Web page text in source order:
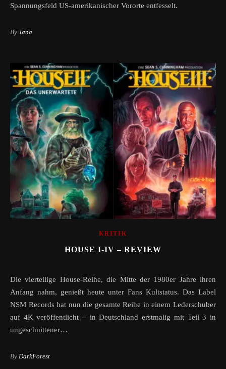
Spannungsfeld US-amerikanischer Vororte entfesselt.
By Jana
KRITIK
HOUSE I-IV – REVIEW
Die vierteilige House-Reihe, die Mitte der 1980er Jahre ihren
Anfang nahm, genießt heute unter Fans Kultstatus. Das Label
NSM Records hat nun die gesamte Reihe in einem Lederschuber
auf 4K veröffentlicht – in Deutschland erstmalig mit Teil 3 in
ungeschnittener…
By DarkForest